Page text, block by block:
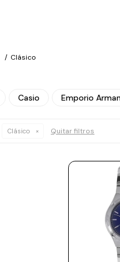
Clásico
Casio Emporio
Clásico Quitar filtros